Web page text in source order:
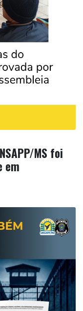
MS foi
em